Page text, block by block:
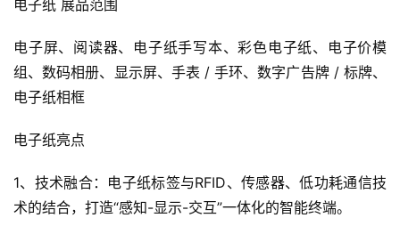
电子纸 展品范围
电子屏、阅读器、电子纸手写本、彩色电子纸、电子价模
组、数码相册、显示屏、手表 / 手环、数字广告牌 / 标牌、
电子纸相框
电子纸亮点
1、技术融合：电子纸标签与RFID、传感器、低功耗通信技
术的结合，打造“感知-显示-交互”一体化的智能终端。